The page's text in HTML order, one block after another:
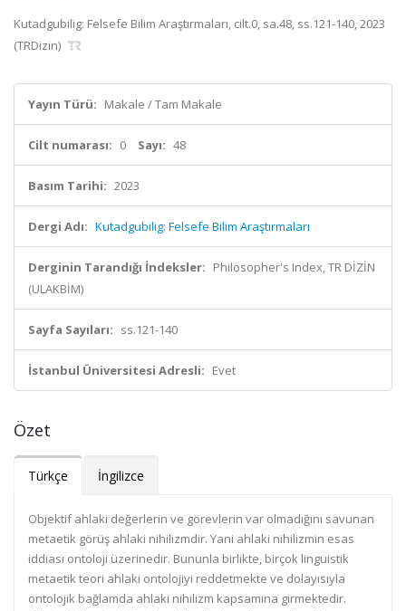
Kutadgubilig: Felsefe Bilim Araştırmaları, cilt.0, sa.48, ss.121-140, 2023
(TRDizin)
Yayın Türü: Makale / Tam Makale
Cilt numarası: 0 Sayı: 48
Basım Tarihi: 2023
Dergi Adı: Kutadgubilig: Felsefe Bilim Araştırmaları
Derginin Tarandığı İndeksler: Philosopher's Index, TR DİZİN
(ULAKBİM)
Sayfa Sayıları: ss.121-140
İstanbul Üniversitesi Adresli: Evet
Özet
Türkçe İngilizce
Objektif ahlaki değerlerin ve görevlerin var olmadığını savunan
metaetik görüş ahlaki nihilizmdir. Yani ahlaki nihilizmin esas
iddiası ontoloji üzerinedir. Bununla birlikte, birçok linguistik
metaetik teori ahlaki ontolojiyi reddetmekte ve dolayısıyla
ontolojik bağlamda ahlaki nihilizm kapsamına girmektedir.